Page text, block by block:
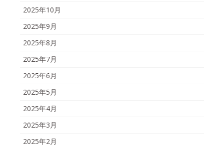
2025年10月
2025年9月
2025年8月
2025年7月
2025年6月
2025年5月
2025年4月
2025年3月
2025年2月